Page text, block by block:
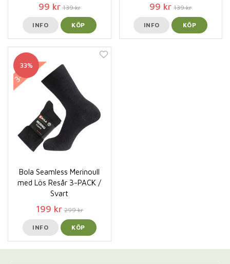
99 kr 139 kr
INFO KÖP
99 kr 139 kr
INFO KÖP
33%
Bola Seamless Merinoull
med Lös Resår 3-PACK /
Svart
199 kr 299 kr
INFO KÖP